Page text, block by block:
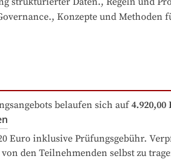
Konzepte und
belaufen sich auf4.920,00
Euro inklusive Prüfungsgebühr.
den Teilnehmenden selbst zu